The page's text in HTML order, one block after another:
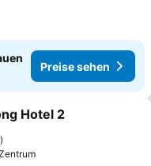
Preise sehen
hinzufügen
Hotel 2